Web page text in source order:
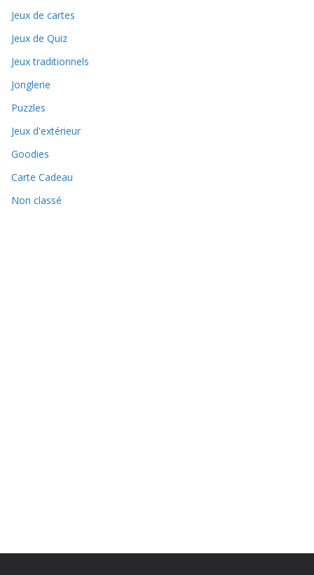
Jeux de cartes
Jeux de Quiz
Jeux traditionnels
Jonglerie
Puzzles
Jeux d'extérieur
Goodies
Carte Cadeau
Non classé